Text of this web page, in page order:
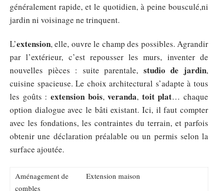
généralement rapide, et le quotidien, à peine bousculé,ni
jardin ni voisinage ne trinquent.
L’extension, elle, ouvre le champ des possibles. Agrandir
par l’extérieur, c’est repousser les murs, inventer de
nouvelles pièces : suite parentale, studio de jardin,
cuisine spacieuse. Le choix architectural s’adapte à tous
les goûts : extension bois,veranda, toit plat… chaque
option dialogue avec le bâti existant. Ici, il faut compter
avec les fondations, les contraintes du terrain, et parfois
obtenir une déclaration préalable ou un permis selon la
surface ajoutée.
Aménagement de
combles
Extension maison